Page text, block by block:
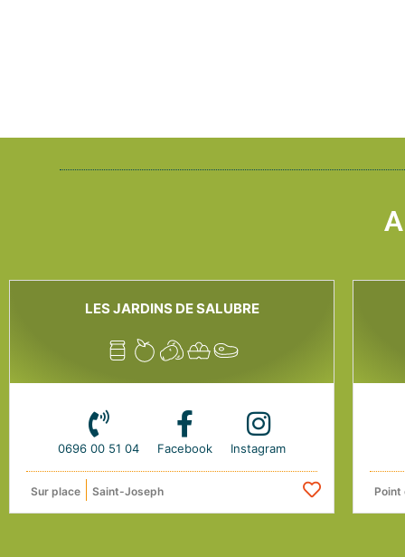
LES JARDINS DE SALUBRE
0696 00 51 04 Facebook Instagram
Sur place Saint-Joseph Point